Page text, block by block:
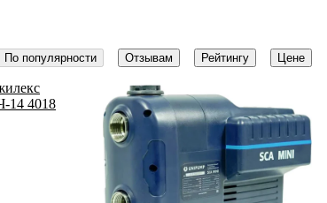
По популярности Отзывам Рейтингу Цене